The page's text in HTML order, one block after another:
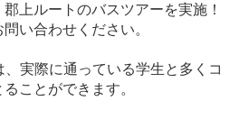
上ルートのバスツアーを実施！
い合わせください。
実際に通っている学生と多くコ
ことができます。